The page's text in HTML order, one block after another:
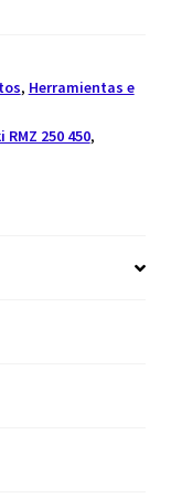
, Herramientas e
RMZ 250 450,